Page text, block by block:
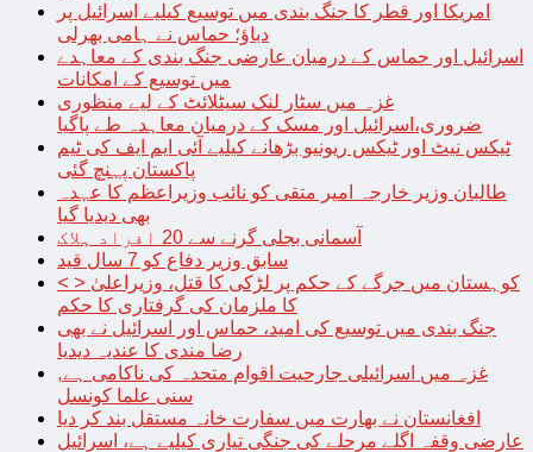
امریکا اور قطر کا جنگ بندی میں توسیع کیلیے اسرائیل پر
دباؤ؛ حماس نے ہامی بھرلی
اسرائیل اور حماس کے درمیان عارضی جنگ بندی کے معاہدے
میں توسیع کے امکانات
غزہ میں سٹار لنک سیٹلائٹ کے لیے منظوری
ضروری،اسرائیل اور مسک کے درمیان معاہدہ طے پاگیا
ٹیکس نیٹ اور ٹیکس ریونیو بڑھانے کیلیے آئی ایم ایف کی ٹیم
پاکستان پہنچ گئی
طالبان وزیر خارجہ امیر متقی کو نائب وزیراعظم کا عہدہ
بھی دیدیا گیا
آسمانی بجلی گرنے سے 20 افراد ہلاک
سابق وزیر دفاع کو 7 سال قید
< > کوہستان میں جرگے کے حکم پر لڑکی کا قتل، وزیراعلیٰ
کا ملزمان کی گرفتاری کا حکم
جنگ بندی میں توسیع کی امید، حماس اور اسرائیل نے بھی
رضا مندی کا عندیہ دیدیا
غزہ میں اسرائیلی جارحیت اقوام متحدہ کی ناکامی ہے,
سنی علما کونسل
افغانستان نے بھارت میں سفارت خانہ مستقل بند کر دیا
عارضی وقفہ اگلے مرحلے کی جنگی تیاری کیلیے ہے، اسرائیل